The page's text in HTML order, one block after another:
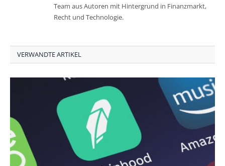
Team aus Autoren mit Hintergrund in Finanzmarkt,
Recht und Technologie.
VERWANDTE ARTIKEL